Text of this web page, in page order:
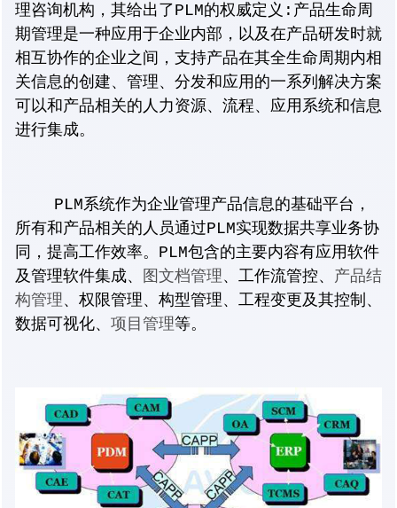
理咨询机构，其给出了PLM的权威定义:产品生命周
期管理是一种应用于企业内部，以及在产品研发时就
相互协作的企业之间，支持产品在其全生命周期内相
关信息的创建、管理、分发和应用的一系列解决方案
可以和产品相关的人力资源、流程、应用系统和信息
进行集成。
PLM系统作为企业管理产品信息的基础平台，
所有和产品相关的人员通过PLM实现数据共享业务协
同，提高工作效率。PLM包含的主要内容有应用软件
及管理软件集成、 图文档管理、工作流管控、 产品结
构管理、权限管理、构型管理、工程变更及其控制、
数据可视化、 项目管理等。